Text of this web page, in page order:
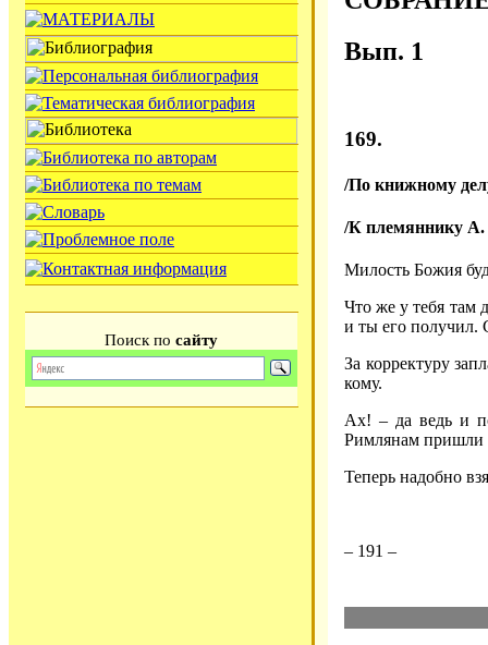
Поиск по сайту
Вып. 1
169.
/По книжному
/К племяннику А.
Милость Божия
Что же у тебя там
и ты его получил.
За корректуру
кому.
Ах! – да ведь и
Римлянам пришли
Теперь надобно
– 191 –